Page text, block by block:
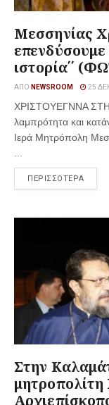
Μεσσηνίας
επενδύσουμε
ιστορία΄΄
ΑΠΌ NEWSROOM 25
ΧΡΙΣΤΟΥΕΓΝΝΑ
λαμπρότητα και
Ιερά Μητρόπολη
ΠΕΡΙΣΣΟΤΕΡΑ
Στην